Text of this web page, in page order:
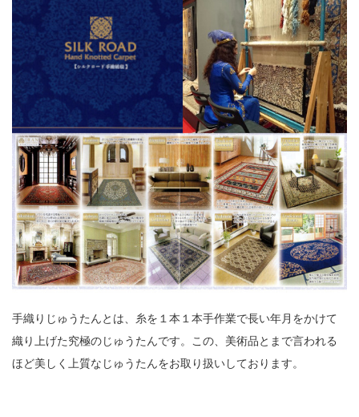
手織りじゅうたんとは、糸を１本１本手作業で長い年月をかけて
織り上げた究極のじゅうたんです。この、美術品とまで言われる
ほど美しく上質なじゅうたんをお取り扱いしております。